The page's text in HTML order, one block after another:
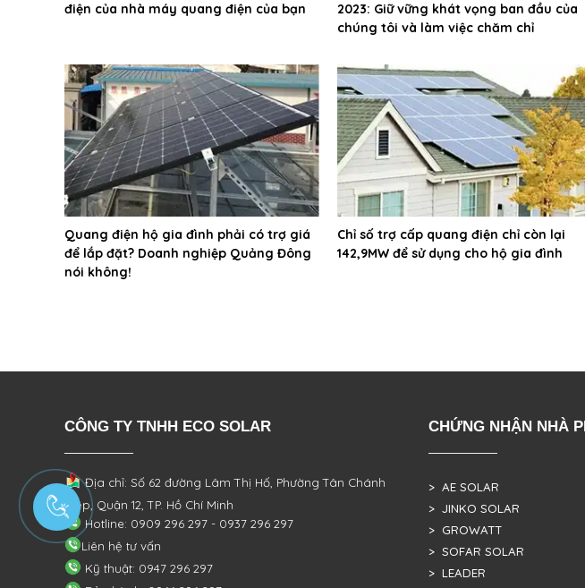
điện của nhà máy quang điện của bạn
2023: Giữ vững khát vọng ban đầu của
chúng tôi và làm việc chăm chỉ
Quang điện hộ gia đình phải có trợ giá
để lắp đặt? Doanh nghiệp Quảng Đông
nói không!
Chỉ số trợ cấp quang điện chỉ còn lại
142,9MW để sử dụng cho hộ gia đình
CÔNG TY TNHH ECO SOLAR
Địa chỉ: Số 62 đường Lâm Thị Hố, PhườngTân Chánh
Hiệp, Quận 12, TP. Hồ Chí Minh
Hotline: 0909 296 297 - 0937 296 297
Liên hệ tư vấn
Kỹ thuật: 0947 296 297
CHỨNG NHẬN NHÀ
> AE SOLAR
> JINKO SOLAR
> GROWATT
> SOFAR SOLAR
> LEADER